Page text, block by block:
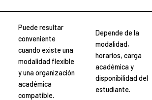
Puede resultar
conveniente
cuando existe una
modalidad flexible
y una organización
académica
compatible.
Depende de la
modalidad,
horarios, carga
académica y
disponibilidad del
estudiante.